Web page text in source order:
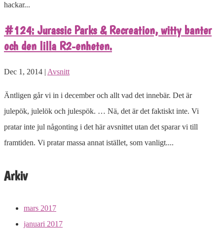
hackar...
#124: Jurassic Parks & Recreation, witty banter
och den lilla R2-enheten.
Dec 1, 2014 | Avsnitt
Äntligen går vi in i december och allt vad det innebär. Det är
julepök, julelök och julespök. … Nä, det är det faktiskt inte. Vi
pratar inte jul någonting i det här avsnittet utan det sparar vi till
framtiden. Vi pratar massa annat istället, som vanligt....
Arkiv
mars 2017
januari 2017